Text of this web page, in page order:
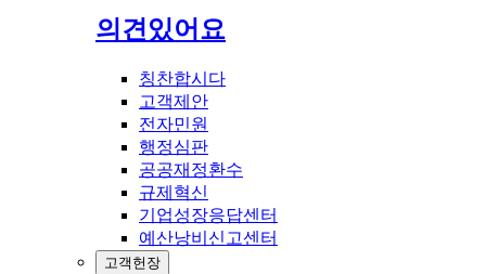
의견있어요
칭찬합시다
고객제안
전자민원
행정심판
공공재정환수
규제혁신
기업성장응답센터
예산낭비신고센터
고객헌장